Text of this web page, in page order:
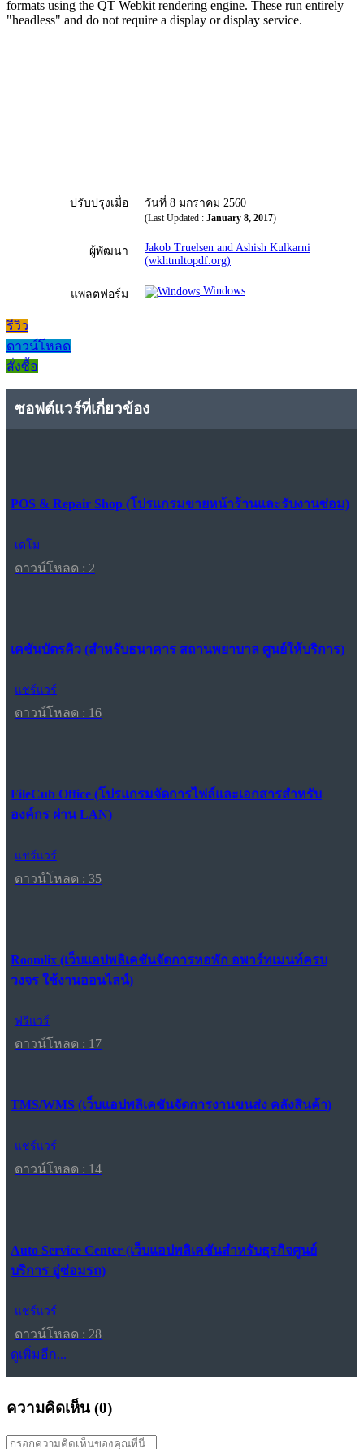
formats using the QT Webkit rendering engine. These run entirely
"headless" and do not require a display or display service.
ปรับปรุงเมื่อ วันที่ 8 มกราคม 2560
(Last Updated : January 8, 2017)
ผู้พัฒนา
Jakob Truelsen and Ashish Kulkarni
(wkhtmltopdf.org)
แพลตฟอร์ม Windows
รีวิว
ดาวน์โหลด
สั่งซื้อ
ซอฟต์แวร์ที่เกี่ยวข้อง
POS & Repair Shop (โปรแกรมขายหน้าร้านและรับงานซ่อม)
เดโม
ดาวน์โหลด : 2
เคชันบัตรคิว (สำหรับธนาคาร สถานพยาบาล ศูนย์ให้บริการ)
แชร์แวร์
ดาวน์โหลด : 16
FileCub Office (โปรแกรมจัดการไฟล์และเอกสารสำหรับ
องค์กร ผ่าน LAN)
แชร์แวร์
ดาวน์โหลด : 35
Roomlix (เว็บแอปพลิเคชันจัดการหอพัก อพาร์ทเมนท์ครบ
วงจร ใช้งานออนไลน์)
ฟรีแวร์
ดาวน์โหลด : 17
TMS/WMS (เว็บแอปพลิเคชันจัดการงานขนส่ง คลังสินค้า)
แชร์แวร์
ดาวน์โหลด : 14
Auto Service Center (เว็บแอปพลิเคชันสำหรับธุรกิจศูนย์
บริการ อู่ซ่อมรถ)
แชร์แวร์
ดาวน์โหลด : 28
ดูเพิ่มอีก...
ความคิดเห็น (0)